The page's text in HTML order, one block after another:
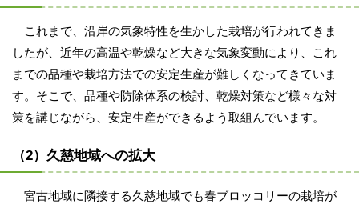
これまで、沿岸の気象特性を生かした栽培が行われてきま
したが、近年の高温や乾燥など大きな気象変動により、これ
までの品種や栽培方法での安定生産が難しくなってきていま
す。そこで、品種や防除体系の検討、乾燥対策など様々な対
策を講じながら、安定生産ができるよう取組んでいます。
（2）久慈地域への拡大
宮古地域に隣接する久慈地域でも春ブロッコリーの栽培が